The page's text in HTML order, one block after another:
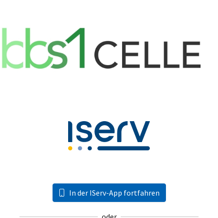
In der IServ-App fortfahren